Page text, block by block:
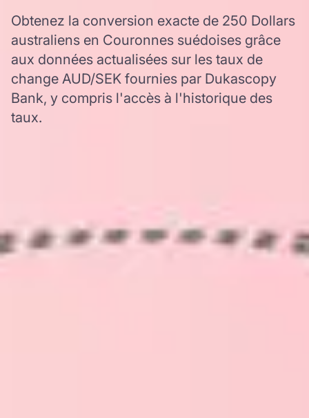
Obtenez la conversion exacte de 250 Dollars
australiens en Couronnes suédoises grâce
aux données actualisées sur les taux de
change AUD/SEK fournies par Dukascopy
Bank, y compris l'accès à l'historique des
taux.